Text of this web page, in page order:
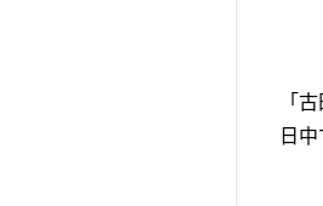
「
日